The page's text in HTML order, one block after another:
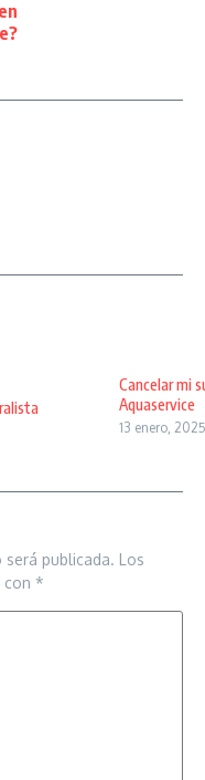
Cancelar mi
Aquaservice
13 enero, 2025
publicada. Los
con *